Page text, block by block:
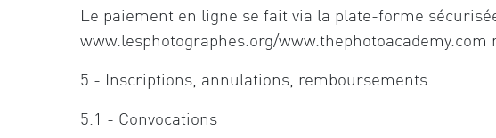
Le paiement en ligne se fait via la plate-forme
www.lesphotographes.org/
5 - Inscriptions, annulations, remboursements
5.1 - Convocations